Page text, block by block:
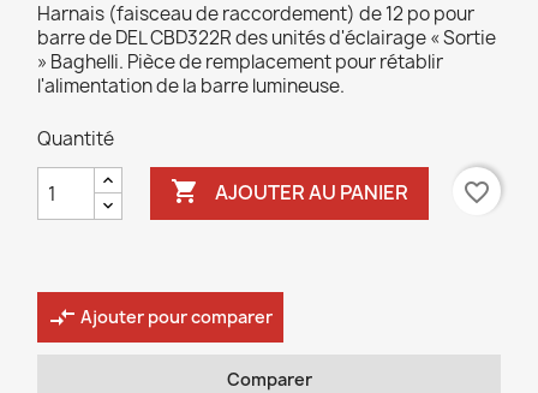
Harnais (faisceau de raccordement) de 12 po pour
barre de DEL CBD322R des unités d'éclairage « Sortie
» Baghelli. Pièce de remplacement pour rétablir
l'alimentation de la barre lumineuse.
Quantité
 AJOUTER AU PANIER favorite_border
compare_arrows Ajouter pour comparer
Comparer